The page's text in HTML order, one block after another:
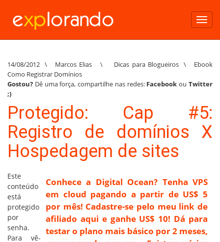
14/08/2012 \ Marcos Elias \ Dicas para Blogueiros \
Ebook
Como Registrar Domínios
Gostou? Dê uma força, compartilhe nas redes: Facebook ouTwitter
;)
Protegido: Cap #5:
Registro de domínios X
Hospedagem de sites
Conhece a Digital Ocean? Tenha VPS
em cloud pagando a partir de US$ 5
por mês! Cadastre-se pelo meu link de
afiliado aqui e ganhe US$ 10! Dá para
testar o plano mais básico por 2 meses,
Este
conteúdo
está
protegido
por
senha.
Para vê-